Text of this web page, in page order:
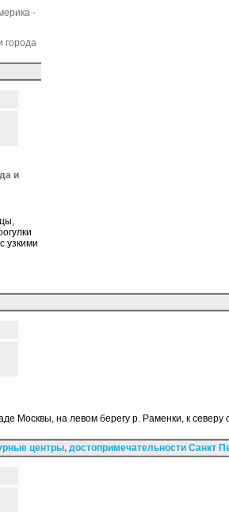
-
города
и
узкими
Москвы, на левом берегу р. Раменки, к
центры, достопримечательности Санкт